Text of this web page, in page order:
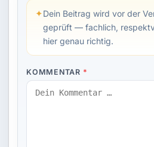
✦Dein Beitrag wird vor der
geprüft — fachlich,
hier genau richtig.
KOMMENTAR *